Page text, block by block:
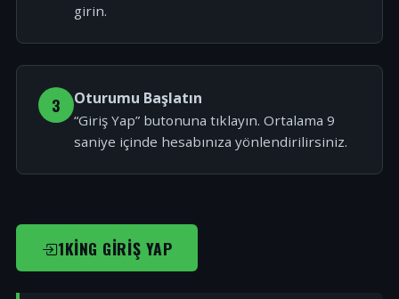
girin.
3 Oturumu Başlatın
“Giriş Yap” butonuna tıklayın. Ortalama 9
saniye içinde hesabınıza yönlendirilirsiniz.
1KING GIRIŞ YAP